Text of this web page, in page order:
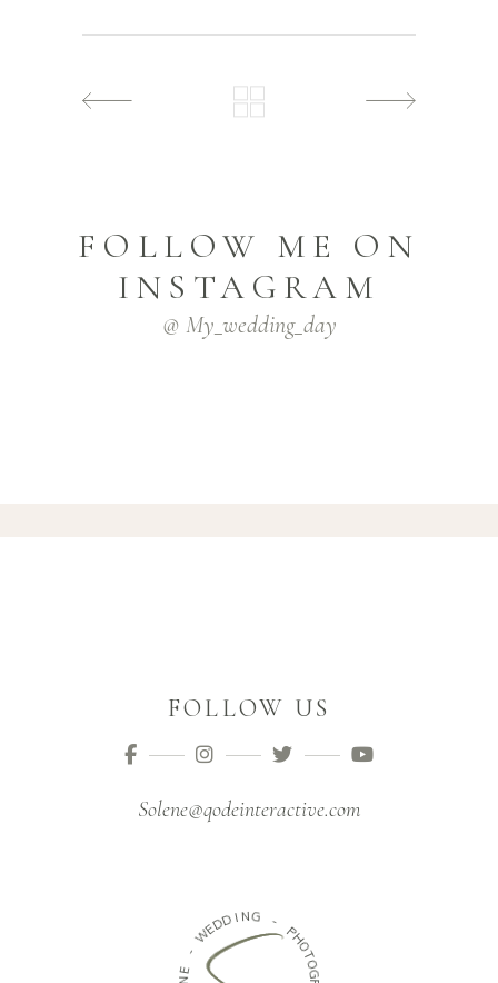
FOLLOW ME ON
INSTAGRAM
@ My_wedding_day
FOLLOW US
Solene@qodeinteractive.com
-
W
EDDING -
PH
O
T
O
G
N
E